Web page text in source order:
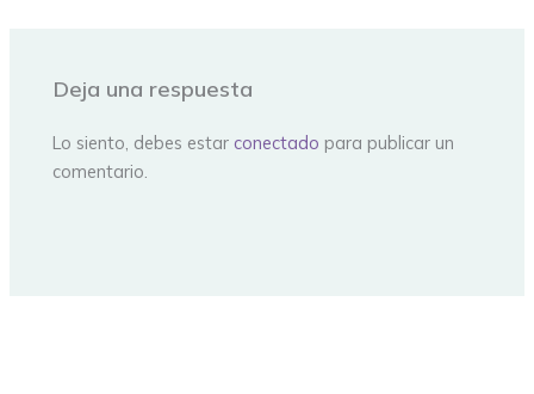
Deja una respuesta
Lo siento, debes estar conectado para publicar un
comentario.